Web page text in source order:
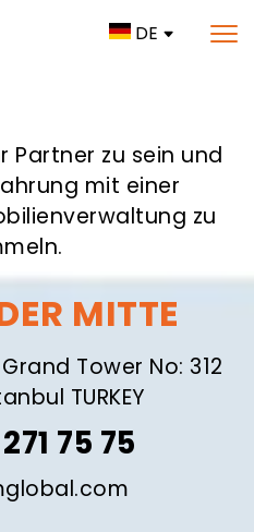
DE
Partner zu sein und
mit einer
zu
MITTE
Tower No: 312
TURKEY
75 75